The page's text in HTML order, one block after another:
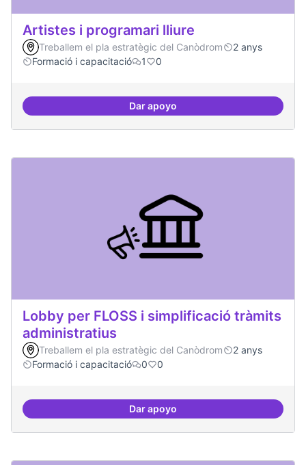
Artistes i programari lliure
Treballem el pla estratègic del Canòdrom
2 anys
Formació i capacitació
1 0
Dar apoyoArtistes i programari lliure
Lobby per FLOSS i simplificació tràmits
administratius
Treballem el pla estratègic del Canòdrom
2 anys
Formació i capacitació
0 0
Dar apoyoLobby per FLOSS i